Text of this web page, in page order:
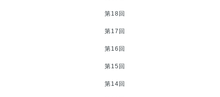
第18回
第17回
第16回
第15回
第14回